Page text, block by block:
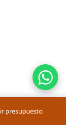
presupuesto